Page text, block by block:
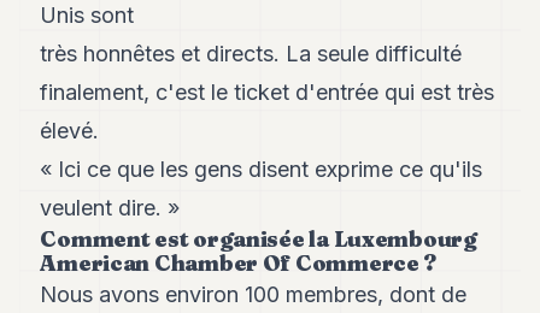
Andy
3
FINANCE
ART
DE
VIVRE
ARTS
Unis sont
très honnêtes et directs. La seule difficulté
finalement, c'est le ticket d'entrée qui est très
élevé.
« Ici ce que les gens disent exprime ce qu'ils
veulent dire. »
Comment est organisée la Luxembourg
American Chamber Of Commerce ?
Nous avons environ 100 membres, dont de